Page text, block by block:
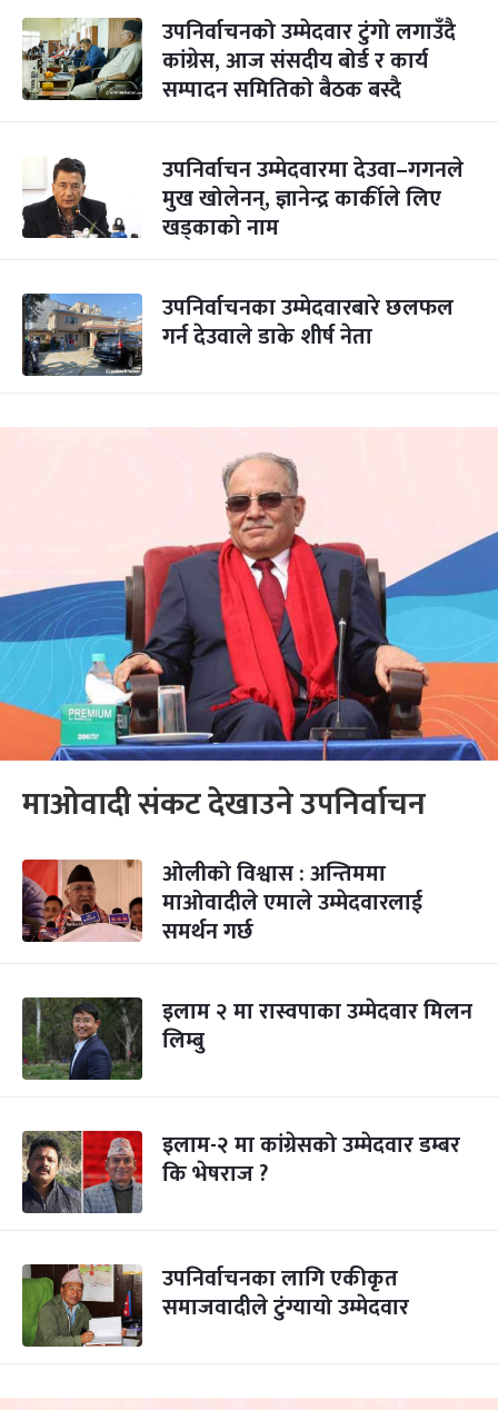
उपनिर्वाचनको उम्मेदवार टुंगो लगाउँदै
कांग्रेस, आज संसदीय बोर्ड र कार्य
सम्पादन समितिको बैठक बस्दै
उपनिर्वाचन उम्मेदवारमा देउवा–गगनले
मुख खोलेनन्, ज्ञानेन्द्र कार्कीले लिए
खड्काको नाम
उपनिर्वाचनका उम्मेदवारबारे छलफल
गर्न देउवाले डाके शीर्ष नेता
माओवादी संकट देखाउने उपनिर्वाचन
ओलीको विश्वास : अन्तिममा
माओवादीले एमाले उम्मेदवारलाई
समर्थन गर्छ
इलाम २ मा रास्वपाका उम्मेदवार मिलन
लिम्बु
इलाम-२ मा कांग्रेसको उम्मेदवार डम्बर
कि भेषराज ?
उपनिर्वाचनका लागि एकीकृत
समाजवादीले टुंग्यायो उम्मेदवार